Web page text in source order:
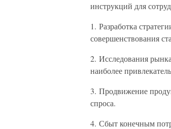
инструкций для
1. Разработка
совершенствования
2. Исследования
наиболее
3. Продвижение
спроса.
4. Сбыт конечным